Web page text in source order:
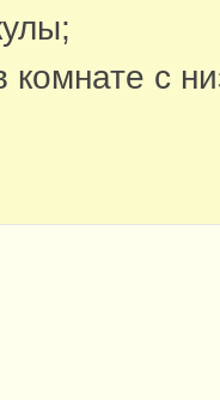
комнате с